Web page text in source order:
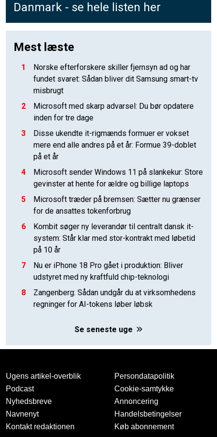
Danmark - se hele listen her
Mest læste
1
Norske efterforskere skiller fjernsyn ad og har
fundet svaret: Sådan bliver dit Samsung smart-tv
misbrugt
2
Microsoft med skarp advarsel: Du bør opdatere
inden for tre dage
3
Disse ukendte it-rigmænds formuer er vokset
mere end alle andres på et år: Formue 39-doblet
på et år
4
Microsoft sender Windows 11 på slankekur: Store
gevinster at hente for ældre og billige laptops
5
Microsoft træder på bremsen: Sætter nu grænser
for de ansattes tokenforbrug
6
Kombit søger ny leverandør til centralt dansk it-
system: Står klar med stor-kontrakt med løbetid
på 10 år
7
Nu er iPhone 18 Pro gået i produktion: Bliver
udstyret med ny kraftfuld chip-teknologi
8
Zangenberg: Sådan undgår du at virksomhedens
regninger for AI-tokens løber løbsk
Se seneste uge
Ugens artikel-overblik
Podcast
Nyhedsbreve
Navnenyt
Kontakt redaktionen
Persondatapolitik
Cookie-samtykke
Annoncering
Handelsbetingelser
Køb abonnement